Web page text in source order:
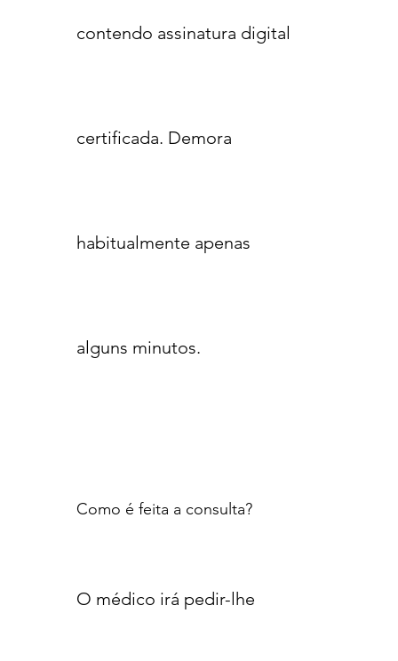
contendo assinatura digital
certificada. Demora
habitualmente apenas
alguns minutos.
Como é feita a consulta?
O médico irá pedir-lhe